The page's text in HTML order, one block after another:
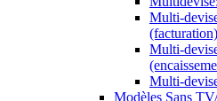
Multi-
(facturation)
Multi-
Multi-
Modèles Sans